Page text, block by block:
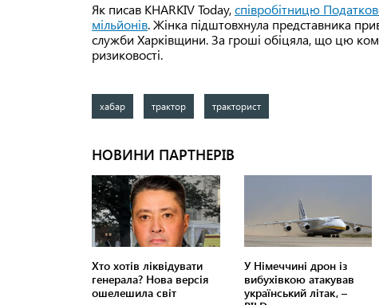
Як писав KHARKIV Today,співробітницю
мільйонів. Жінка підштовхнула представника
служби Харківщини. За гроші обіцяла, що цю
ризиковості.
хабар трактор тракторист